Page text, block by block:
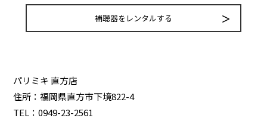
補聴器をレンタルする
パリミキ 直方店
住所：福岡県直方市下境822-4
TEL：0949-23-2561